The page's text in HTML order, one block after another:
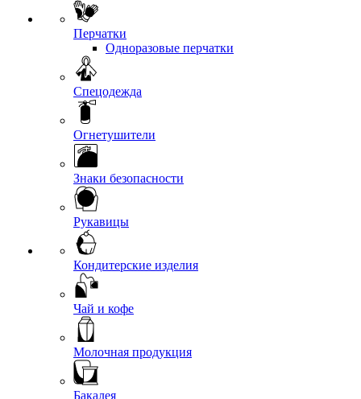
Перчатки
Одноразовые перчатки
Спецодежда
Огнетушители
Знаки безопасности
Рукавицы
Кондитерские изделия
Чай и кофе
Молочная продукция
Бакалея